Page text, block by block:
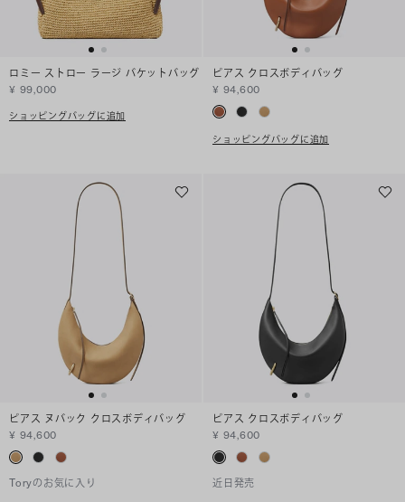
ロミー ストロー ラージ バケットバッグ
¥ 99,000
ショッピングバッグに追加
ピアス クロスボディバッグ
¥ 94,600
ショッピングバッグに追加
ピアス ヌバック クロスボディバッグ
¥ 94,600
Toryのお気に入り
ピアス クロスボディバッグ
¥ 94,600
近日発売